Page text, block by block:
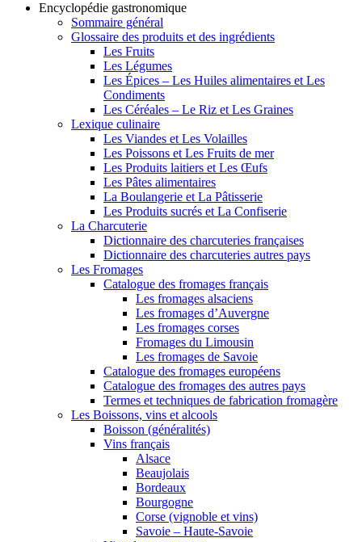
Encyclopédie gastronomique
Sommaire général
Glossaire des produits et des ingrédients
Les Fruits
Les Légumes
Les Épices – Les Huiles alimentaires et Les
Condiments
Les Céréales – Le Riz et Les Graines
Lexique culinaire
Les Viandes et Les Volailles
Les Poissons et Les Fruits de mer
Les Produits laitiers et Les Œufs
Les Pâtes alimentaires
La Boulangerie et La Pâtisserie
Les Produits sucrés et La Confiserie
La Charcuterie
Dictionnaire des charcuteries françaises
Dictionnaire des charcuteries autres pays
Les Fromages
Catalogue des fromages français
Les fromages alsaciens
Les fromages d’Auvergne
Les fromages corses
Fromages du Limousin
Les fromages de Savoie
Catalogue des fromages européens
Catalogue des fromages des autres pays
Termes et techniques de fabrication fromagère
Les Boissons, vins et alcools
Boisson (généralités)
Vins français
Alsace
Beaujolais
Bordeaux
Bourgogne
Corse (vignoble et vins)
Savoie – Haute-Savoie